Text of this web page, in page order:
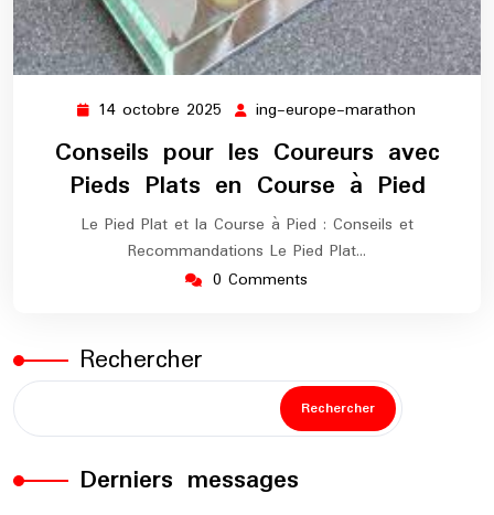
14 octobre 2025 14
octobre
2025
ing-europe-marathon
marathon
Conseils pour les Coureurs avec
Pieds Plats en Course à Pied
Le Pied Plat et la Course à Pied : Conseils et
Recommandations Le Pied Plat…
0 Comments
Rechercher
Rechercher
Derniers messages